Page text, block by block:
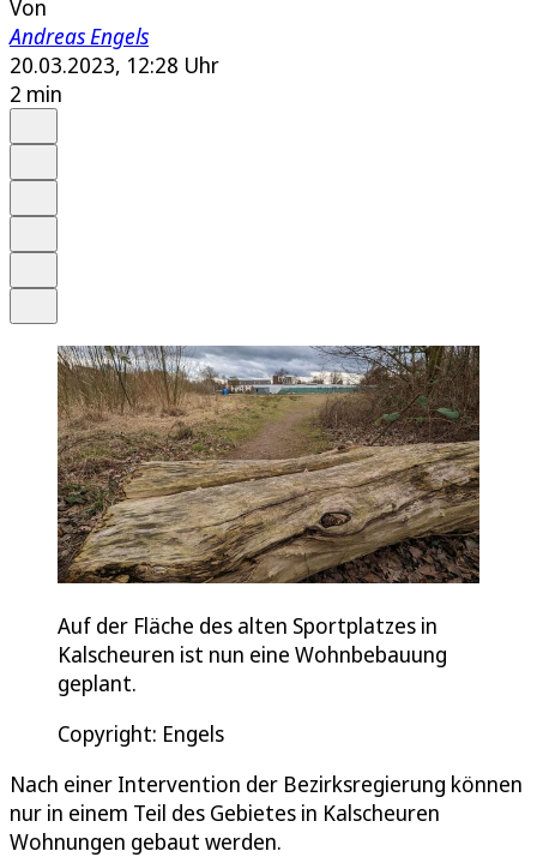
Von
Andreas Engels
20.03.2023, 12:28 Uhr
2 min
Auf der Fläche des alten Sportplatzes in
Kalscheuren ist nun eine Wohnbebauung
geplant.
Copyright: Engels
Nach einer Intervention der Bezirksregierung können
nur in einem Teil des Gebietes in Kalscheuren
Wohnungen gebaut werden.